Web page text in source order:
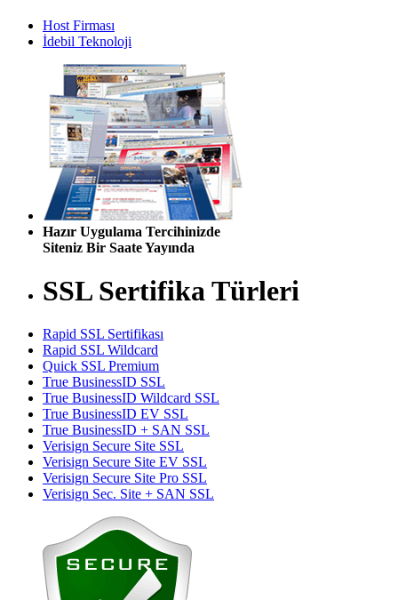
Host Firması
İdebil Teknoloji
Hazır Uygulama Tercihinizde
Siteniz Bir Saate Yayında
SSL Sertifika Türleri
Rapid SSL Sertifikası
Rapid SSL Wildcard
Quick SSL Premium
True BusinessID SSL
True BusinessID Wildcard SSL
True BusinessID EV SSL
True BusinessID + SAN SSL
Verisign Secure Site SSL
Verisign Secure Site EV SSL
Verisign Secure Site Pro SSL
Verisign Sec. Site + SAN SSL